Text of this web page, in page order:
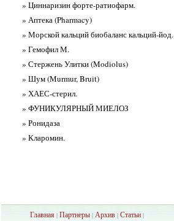
» Циннаризин форте-ратиофарм.
» Аптека (Pharmacy)
» Морской кальций биобаланс кальций-йод.
» Гемофил М.
» Стержень Улитки (Modiolus)
» Шум (Murmur, Bruit)
» ХАЕС-стерил.
» ФУНИКУЛЯРНЫЙ МИЕЛОЗ
» Ронидаза
» Кларомин.
Главная | Партнеры | Архив | Статьи |